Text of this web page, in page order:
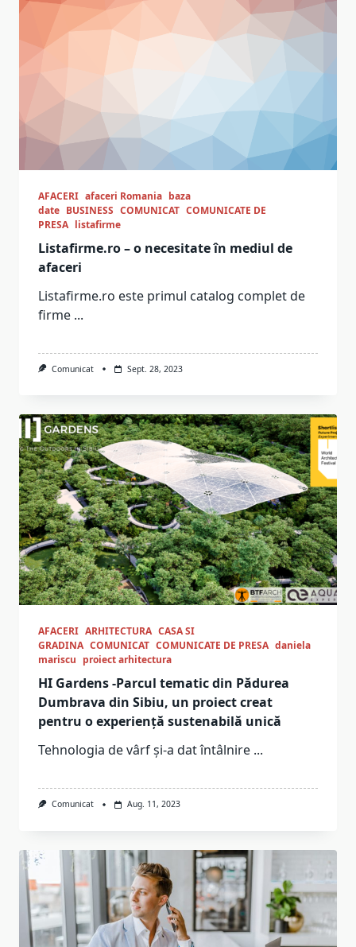
AFACERI afaceri Romania baza
date BUSINESS COMUNICAT COMUNICATE DE
PRESA listafirme
Listafirme.ro – o necesitate în mediul de
afaceri
Listafirme.ro este primul catalog complet de
firme ...
Comunicat Sept. 28, 2023
AFACERI ARHITECTURA CASA SI
GRADINA COMUNICAT COMUNICATE DE PRESA daniela
mariscu proiect arhitectura
HI Gardens -Parcul tematic din Pădurea
Dumbrava din Sibiu, un proiect creat
pentru o experiență sustenabilă unică
Tehnologia de vârf și-a dat întâlnire ...
Comunicat Aug. 11, 2023